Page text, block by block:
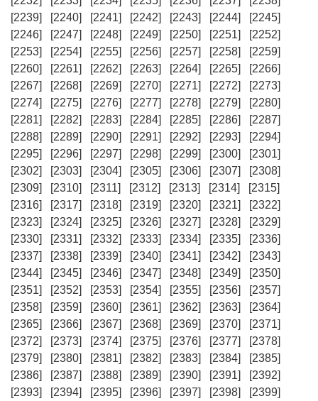
[2239]
[2240] [2241] [2242] [2243] [2244]
[2245]
[2246]
[2247] [2248] [2249] [2250] [2251]
[2252]
[2253]
[2254] [2255] [2256] [2257] [2258]
[2259]
[2260]
[2261] [2262] [2263] [2264] [2265]
[2266]
[2267]
[2268] [2269] [2270] [2271] [2272]
[2273]
[2274]
[2275] [2276] [2277] [2278] [2279]
[2280]
[2281]
[2282] [2283] [2284] [2285] [2286]
[2287]
[2288]
[2289] [2290] [2291] [2292] [2293]
[2294]
[2295]
[2296] [2297] [2298] [2299] [2300]
[2301]
[2302]
[2303] [2304] [2305] [2306] [2307]
[2308]
[2309]
[2310] [2311] [2312] [2313] [2314]
[2315]
[2316]
[2317] [2318] [2319] [2320] [2321]
[2322]
[2323]
[2324] [2325] [2326] [2327] [2328]
[2329]
[2330]
[2331] [2332] [2333] [2334] [2335]
[2336]
[2337]
[2338] [2339] [2340] [2341] [2342]
[2343]
[2344]
[2345] [2346] [2347] [2348] [2349]
[2350]
[2351]
[2352] [2353] [2354] [2355] [2356]
[2357]
[2358]
[2359] [2360] [2361] [2362] [2363]
[2364]
[2365]
[2366] [2367] [2368] [2369] [2370]
[2371]
[2372]
[2373] [2374] [2375] [2376] [2377]
[2378]
[2379]
[2380] [2381] [2382] [2383] [2384]
[2385]
[2386]
[2387] [2388] [2389] [2390] [2391]
[2392]
[2393]
[2394] [2395] [2396] [2397] [2398]
[2399]